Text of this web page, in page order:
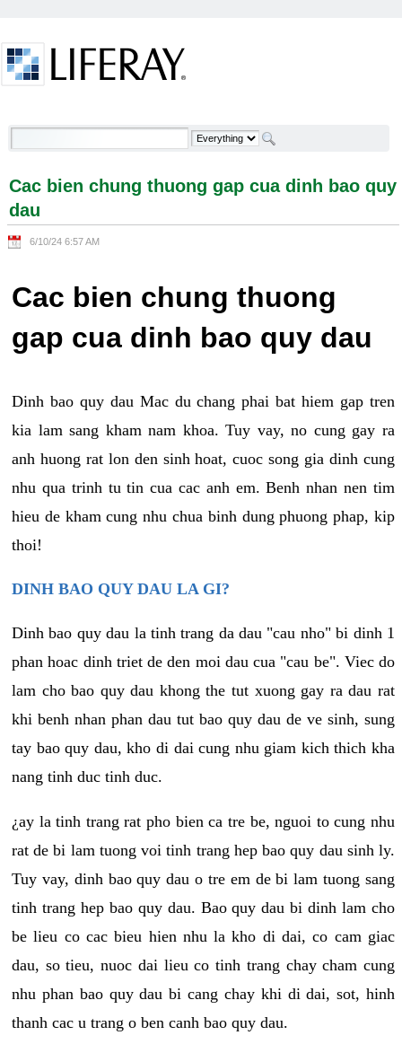
Cac bien chung thuong gap cua dinh bao quy dau -
Cac bien chung thuong gap cua dinh bao quy
dau
6/10/24 6:57 AM
Cac bien chung thuong
gap cua dinh bao quy dau
Dinh bao quy dau Mac du chang phai bat hiem gap tren
kia lam sang kham nam khoa. Tuy vay, no cung gay ra
anh huong rat lon den sinh hoat, cuoc song gia dinh cung
nhu qua trinh tu tin cua cac anh em. Benh nhan nen tim
hieu de kham cung nhu chua binh dung phuong phap, kip
thoi!
DINH BAO QUY DAU LA GI?
Dinh bao quy dau la tinh trang da dau "cau nho" bi dinh 1
phan hoac dinh triet de den moi dau cua "cau be". Viec do
lam cho bao quy dau khong the tut xuong gay ra dau rat
khi benh nhan phan dau tut bao quy dau de ve sinh, sung
tay bao quy dau, kho di dai cung nhu giam kich thich kha
nang tinh duc tinh duc.
¿ay la tinh trang rat pho bien ca tre be, nguoi to cung nhu
rat de bi lam tuong voi tinh trang hep bao quy dau sinh ly.
Tuy vay, dinh bao quy dau o tre em de bi lam tuong sang
tinh trang hep bao quy dau. Bao quy dau bi dinh lam cho
be lieu co cac bieu hien nhu la kho di dai, co cam giac
dau, so tieu, nuoc dai lieu co tinh trang chay cham cung
nhu phan bao quy dau bi cang chay khi di dai, sot, hinh
thanh cac u trang o ben canh bao quy dau.